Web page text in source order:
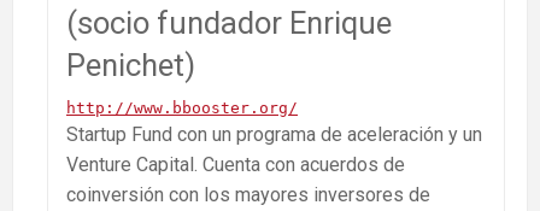
(socio fundador Enrique
Penichet)
http://www.bbooster.org/
Startup Fund con un programa de aceleración y un
Venture Capital. Cuenta con acuerdos de
coinversión con los mayores inversores de